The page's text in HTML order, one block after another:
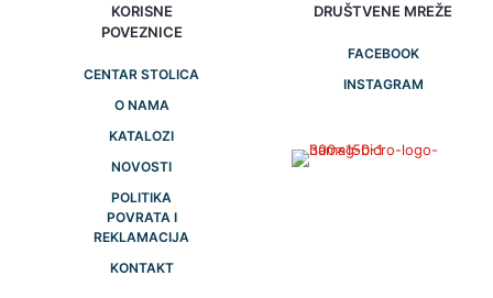
KORISNE
POVEZNICE
CENTAR STOLICA
O NAMA
KATALOZI
NOVOSTI
POLITIKA
POVRATA I
REKLAMACIJA
KONTAKT
DRUŠTVENE MREŽE
FACEBOOK
INSTAGRAM